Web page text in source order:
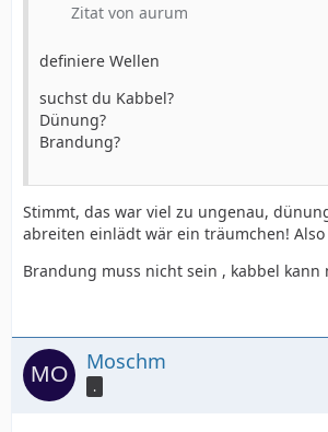
Zitat von aurum
definiere Wellen
suchst du Kabbel?
Dünung?
Brandung?
Stimmt, das war viel zu ungenau,
abreiten einlädt wär ein träumchen! Also
Brandung muss nicht sein , kabbel kann
Moschm
.